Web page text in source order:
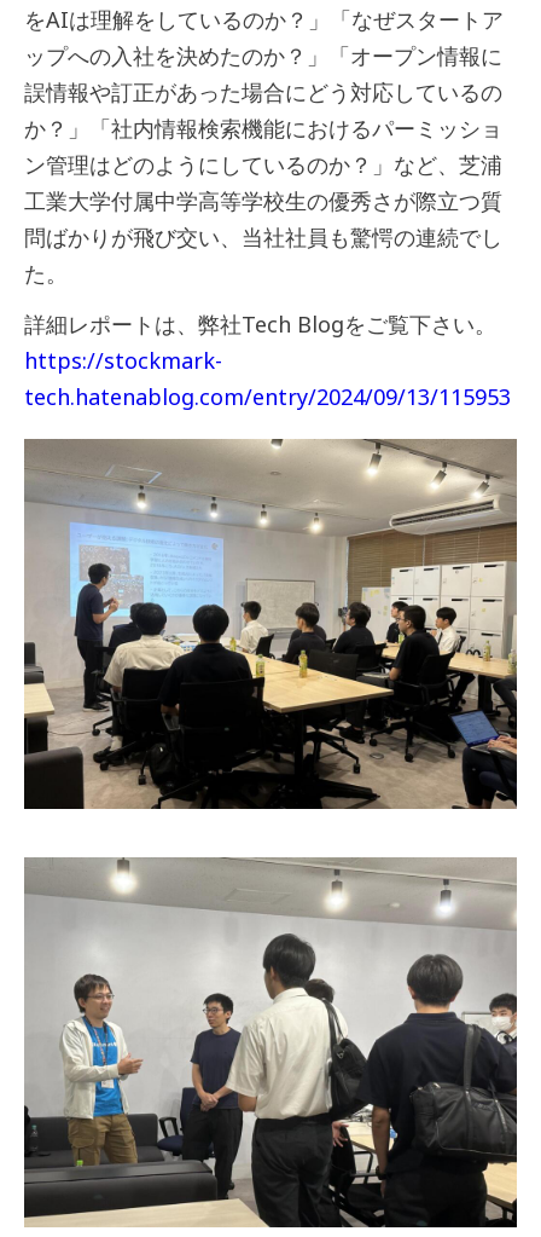
をAIは理解をしているのか？」「なぜスタートア
ップへの入社を決めたのか？」「オープン情報に
誤情報や訂正があった場合にどう対応しているの
か？」「社内情報検索機能におけるパーミッショ
ン管理はどのようにしているのか？」など、芝浦
工業大学付属中学高等学校生の優秀さが際立つ質
問ばかりが飛び交い、当社社員も驚愕の連続でし
た。
詳細レポートは、弊社Tech Blogをご覧下さい。
https://stockmark-
tech.hatenablog.com/entry/2024/09/13/115953